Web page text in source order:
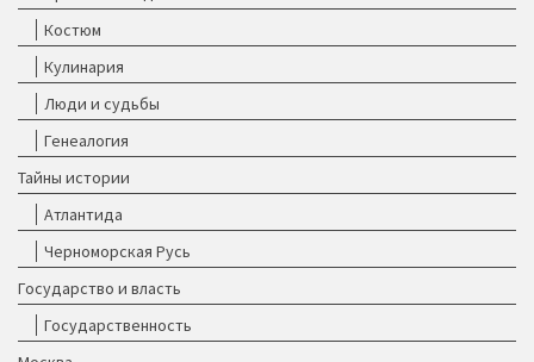
Костюм
Кулинария
Люди и судьбы
Генеалогия
Тайны истории
Атлантида
Черноморская Русь
Государство и власть
Государственность